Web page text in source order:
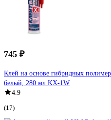
745 ₽
Клей на основе гибридных
белый, 280 мл KX-1W
4.9
(17)